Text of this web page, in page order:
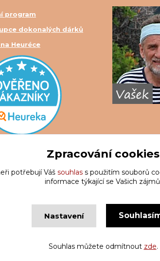
program
dokonalých dárků
Heuréce
Zpracování cookies
potřebují Váš souhlass použitím souborů
informace týkající se Vašich
Nastavení
Souhlas můžete odmítnout zde.